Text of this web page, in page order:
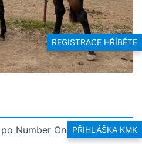
REGISTRACE HŘÍBĚTE
PŘIHLÁŠKA KMK
Number One –